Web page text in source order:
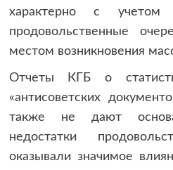
характерно с
продовольственные
местом возникновения
Отчеты КГБ о
«антисоветских
также не дают
недостатки
оказывали значимое